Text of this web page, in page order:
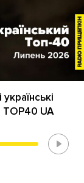
TOP40 UA